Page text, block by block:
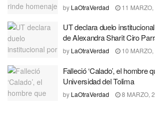
by LaOtraVerdad 11 MARZO,
UT declara duelo
de Alexandra Sharit Ciro
by LaOtraVerdad 10 MARZO,
Falleció ‘Calado’, el hombre
Universidad del Tolima
by LaOtraVerdad 8 MARZO,